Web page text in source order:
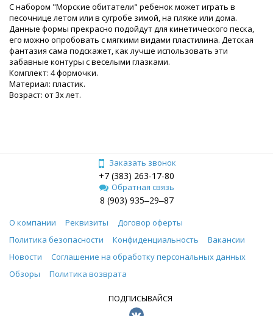
С набором "Морские обитатели" ребенок может играть в
песочнице летом или в сугробе зимой, на пляже или дома.
Данные формы прекрасно подойдут для кинетического песка,
его можно опробовать с мягкими видами пластилина. Детская
фантазия сама подскажет, как лучше использовать эти
забавные контуры с веселыми глазками.
Комплект: 4 формочки.
Материал: пластик.
Возраст: от 3х лет.
Заказать звонок
+7 (383) 263-17-80
Обратная связь
8 (903) 935‒29‒87
О компании Реквизиты
Договор оферты
Политика безопасности
Конфиденциальность
Вакансии
Новости
Соглашение на обработку персональных данных
Обзоры
Политика возврата
ПОДПИСЫВАЙСЯ